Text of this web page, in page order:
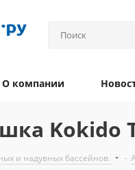
О компании
Kokido
и надувных бассейнов. -